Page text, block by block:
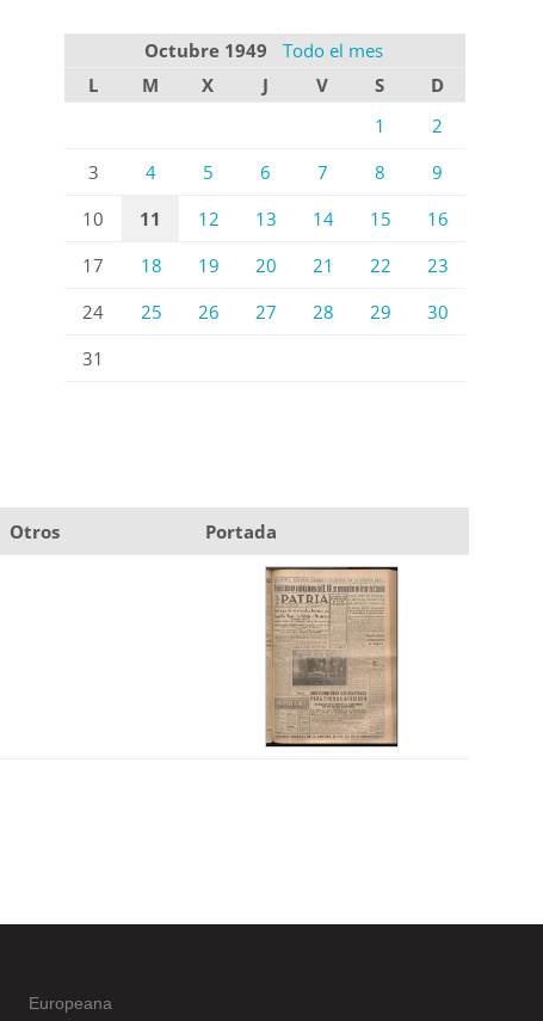
Octubre 1949
Todo el mes
L
M X J V S
D
1
2
3
4 5 6 7 8
9
10
11 12 13 14 15
16
17
18 19 20 21 22
23
24
25 26 27 28 29
30
31
Otros
Portada
Europeana